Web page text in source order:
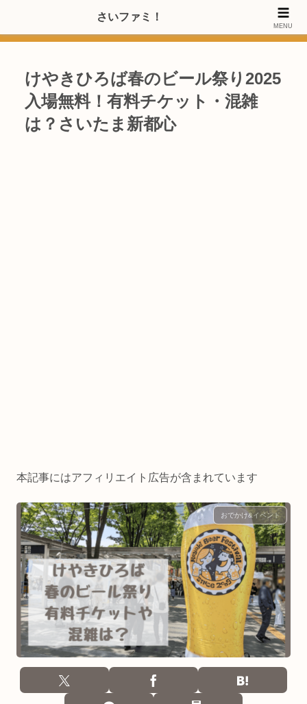
>>【PRのご協力内容更新しました】さいたま市のファミリー世代・20～
けやきひろば春のビール祭り2025
入場無料！有料チケット・混雑
は？さいたま新都心
本記事にはアフィリエイト広告が含まれています
おでかけ&イベント
さいファミ！
MENU